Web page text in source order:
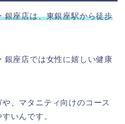
銀座店は、東銀座駅から徒歩
銀座店では女性に嬉しい健康
、マタニティ向けのコース
いんです。